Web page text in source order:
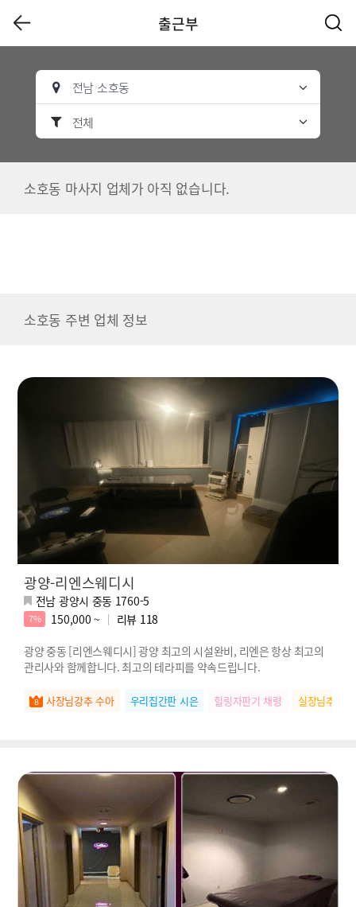
출근부
전남 소호동
전체
소호동 마사지 업체가 아직 없습니다.
소호동 주변 업체 정보
광양-리엔스웨디시
전남 광양시 중동 1760-5
7% 150,000 ~ 리뷰 118
광양 중동 [리엔스웨디시] 광양 최고의 시설완비, 리엔은 항상 최고의
관리사와 함께합니다. 최고의 테라피를 약속드립니다.
사장님강추 수아 우리집간판 시은 힐링자판기 채령 실장님추천